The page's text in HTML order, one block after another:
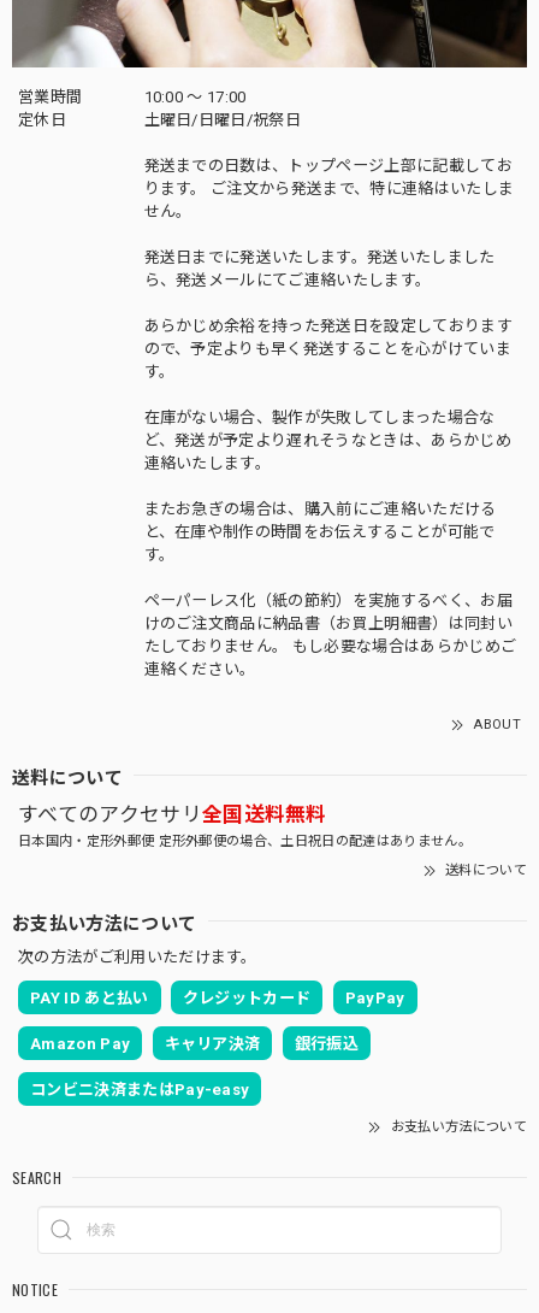
営業時間
10:00 〜 17:00
定休日
土曜日/日曜日/祝祭日
発送までの日数は、トップページ上部に記載してお
ります。 ご注文から発送まで、特に連絡はいたしま
せん。
発送日までに発送いたします。発送いたしました
ら、発送メールにてご連絡いたします。
あらかじめ余裕を持った発送日を設定しております
ので、予定よりも早く発送することを心がけていま
す。
在庫がない場合、製作が失敗してしまった場合な
ど、発送が予定より遅れそうなときは、あらかじめ
連絡いたします。
またお急ぎの場合は、購入前にご連絡いただける
と、在庫や制作の時間をお伝えすることが可能で
す。
ペーパーレス化（紙の節約）を実施するべく、お届
けのご注文商品に納品書（お買上明細書）は同封い
たしておりません。 もし必要な場合はあらかじめご
連絡ください。
ABOUT
送料について
すべてのアクセサリ 全国送料無料
日本国内・定形外郵便 定形外郵便の場合、土日祝日の配達はありません。
送料について
お支払い方法について
次の方法がご利用いただけます。
PAY ID あと払い クレジットカード PayPay
Amazon Pay キャリア決済 銀行振込
コンビニ決済またはPay-easy
お支払い方法について
SEARCH
NOTICE